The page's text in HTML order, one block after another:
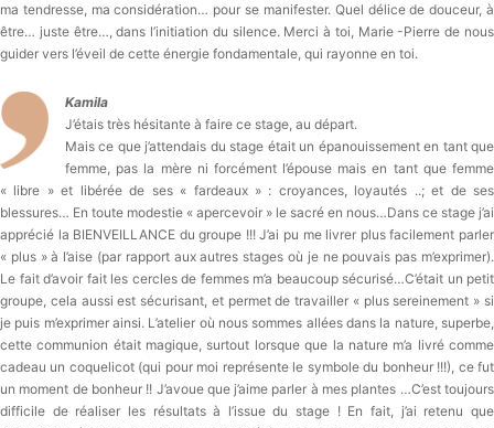
ma tendresse, ma considération… pour se manifester. Quel délice de douceur, à
être… juste être…, dans l’initiation du silence. Merci à toi, Marie -Pierre de nous
guider vers l’éveil de cette énergie fondamentale, qui rayonne en toi.
Kamila
J’étais très hésitante à faire ce stage, au départ.
Mais ce que j’attendais du stage était un épanouissement en tant que
femme, pas la mère ni forcément l’épouse mais en tant que femme
« libre » et libérée de ses « fardeaux » : croyances, loyautés ..; et de ses
blessures… En toute modestie « apercevoir » le sacré en nous…Dans ce stage j’ai
apprécié la BIENVEILLANCE du groupe !!! J’ai pu me livrer plus facilement parler
« plus » à l’aise (par rapport aux autres stages où je ne pouvais pas m’exprimer).
Le fait d’avoir fait les cercles de femmes m’a beaucoup sécurisé…C’était un petit
groupe, cela aussi est sécurisant, et permet de travailler « plus sereinement » si
je puis m’exprimer ainsi. L’atelier où nous sommes allées dans la nature, superbe,
cette communion était magique, surtout lorsque que la nature m’a livré comme
cadeau un coquelicot (qui pour moi représente le symbole du bonheur !!!), ce fut
un moment de bonheur !! J’avoue que j’aime parler à mes plantes …C’est toujours
difficile de réaliser les résultats à l’issue du stage ! En fait, j’ai retenu que